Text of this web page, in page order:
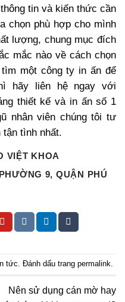
tin và kiến thức cần
chọn phù hợp cho mình
lượng, chung mục đích
mắc nào về cách chọn
một công ty in ấn để
hãy liên hệ ngay với
thiết kế và in ấn số 1
nhân viên chúng tôi tư
tận tình nhất.
VIỆT KHOA
9, QUẬN PHÚ
tức. Đánh dấu trang permalink.
Nên sử dụng cán mờ hay